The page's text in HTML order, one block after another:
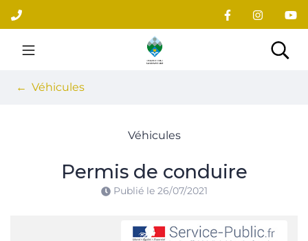
Aller
au
contenu
Site officiel du village
Véhicules
Véhicules
Permis de conduire
Publié le 26/07/2021